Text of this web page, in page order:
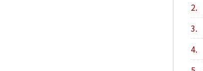
2.
3.
4.